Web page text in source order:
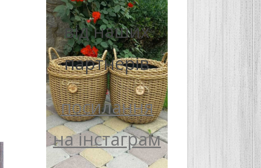
від наших
партнерів
посилання
на інстаграм